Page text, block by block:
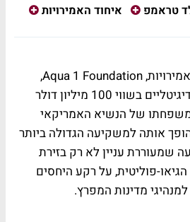
טראמפ
איחוד האמירויות
קרן השקעות מאיחוד האמירויות, Aqua 1 Foundation,
רכשה השבוע מטבעות דיגיטליים בשווי 100 מיליון דולר
של הנשיא האמריקאי
אותה למשקיעה הגדולה ביותר
שמעוררת עניין לא רק בזירת
פוליטית, על רקע היחסים
מדינות המפרץ.